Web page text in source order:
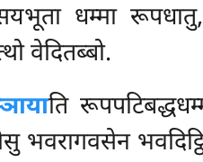
धम्मा
वेदितब्बो.
ति
भवरागवसेन